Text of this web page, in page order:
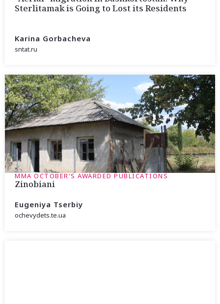
Sterlitamak is Going to Lost its Residents
Karina Gorbacheva
sntat.ru
MMA OCTOBER'S AWARDED PUBLICATIONS
Zinobiani
Eugeniya Tserbiy
ochevydets.te.ua